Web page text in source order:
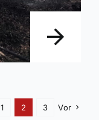
1 2 3 Vor